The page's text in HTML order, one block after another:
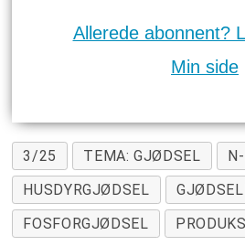
Allerede abonnent?
Min side
3/25 TEMA: GJØDSEL
HUSDYRGJØDSEL
FOSFORGJØDSEL